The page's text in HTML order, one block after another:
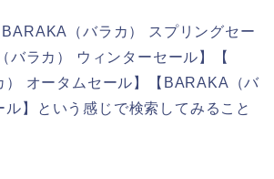
（バラカ） スプリングセー
バラカ） ウィンターセール】【
） オータムセール】【BARAKA（バ
ル】という感じで検索してみること